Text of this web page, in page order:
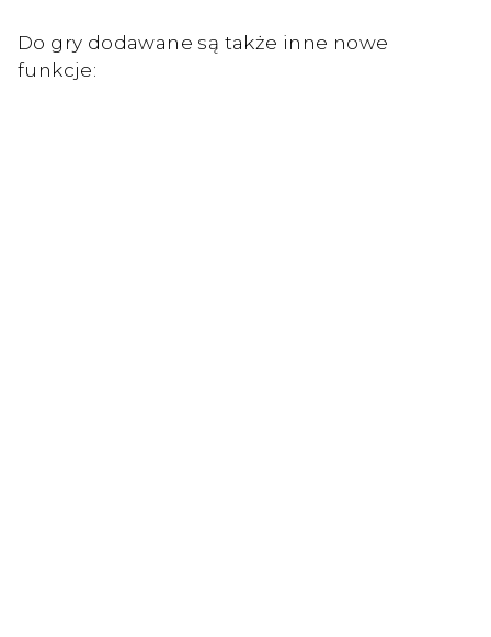
Do gry dodawane są także inne nowe
funkcje: